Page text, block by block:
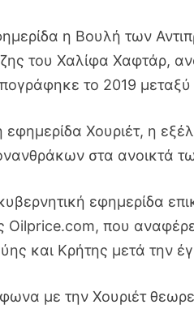
η Βουλή των
του Χαλίφα Χαφτάρ,
το 2019
Χουριέτ, η
στα ανοικτά
εφημερίδα
Oilprice.com, που
και Κρήτης μετά την
με την Χουριέτ